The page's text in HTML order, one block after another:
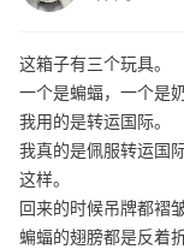
这箱子有三个玩具。
一个是蝙蝠，一个是
我用的是转运国际。
我真的是佩服转运国
这样。
回来的时候吊牌都褶
蝙蝠的翅膀都是反着